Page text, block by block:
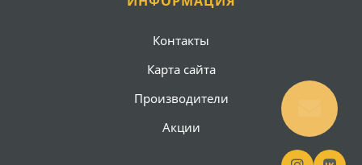
Контакты
Карта сайта
Производители
Акции